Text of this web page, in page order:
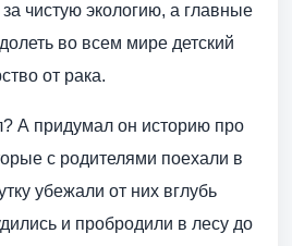
чистую экологию, а главные
во всем мире детский
от рака.
А придумал он историю про
с родителями поехали в
убежали от них вглубь
и пробродили в лесу до